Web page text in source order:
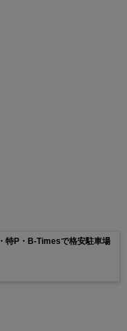
特P・B-Timesで格安駐車場